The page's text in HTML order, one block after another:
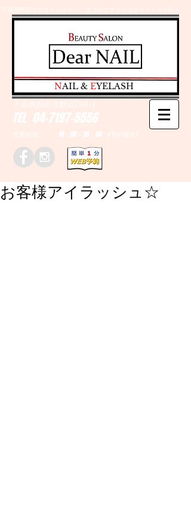
千葉県野田市のネイルサロン、まつげエクステはＤｅａｒＮAILへ
TEL 04-7197-5556
営業時間 10：00～20：00 (予約優先)
千葉県野田市野田790-1
​NAIL & EYELASH
お客様アイラッシュ☆